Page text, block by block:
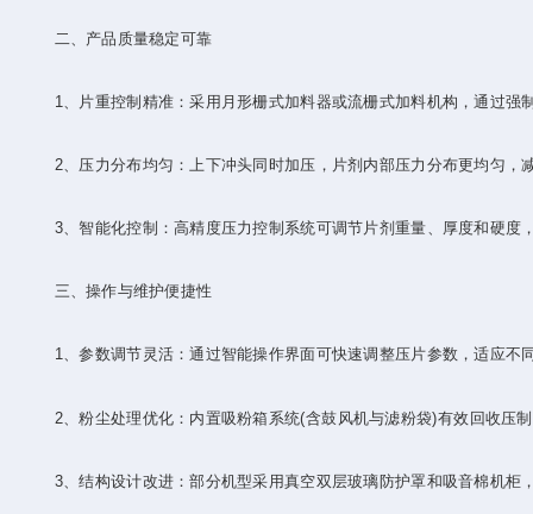
二、产品质量稳定可靠‌
‌1、片重控制精准‌：采用月形栅式加料器或流栅式加料机构，通过强
‌2、压力分布均匀‌：上下冲头同时加压，片剂内部压力分布更均匀，
‌3、智能化控制‌：高精度压力控制系统可调节片剂重量、厚度和硬度
三、操作与维护便捷性‌
‌1、参数调节灵活‌：通过智能操作界面可快速调整压片参数，适应不
‌2、粉尘处理优化‌：内置吸粉箱系统(含鼓风机与滤粉袋)有效回收压
‌3、结构设计改进‌：部分机型采用真空双层玻璃防护罩和吸音棉机柜